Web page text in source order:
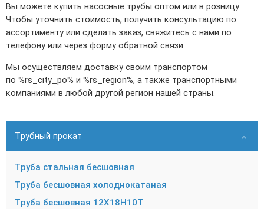
Трубный прокат
Труба стальная бесшовная
Труба бесшовная холоднокатаная
Труба бесшовная 12Х18Н10Т
Вы можете купить насосные трубы оптом или в розницу.
Чтобы уточнить стоимость, получить консультацию по
ассортименту или сделать заказ, свяжитесь с нами по
телефону или через форму обратной связи.
Мы осуществляем доставку своим транспортом
по %rs_city_po% и %rs_region%, а также транспортными
компаниями в любой другой регион нашей страны.